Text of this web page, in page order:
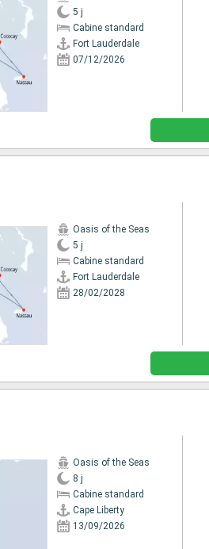
5 j
Cabine standard
Fort Lauderdale
07/12/2026
Oasis of the Seas
5 j
Cabine standard
Fort Lauderdale
28/02/2028
Oasis of the Seas
8 j
Cabine standard
Cape Liberty
13/09/2026